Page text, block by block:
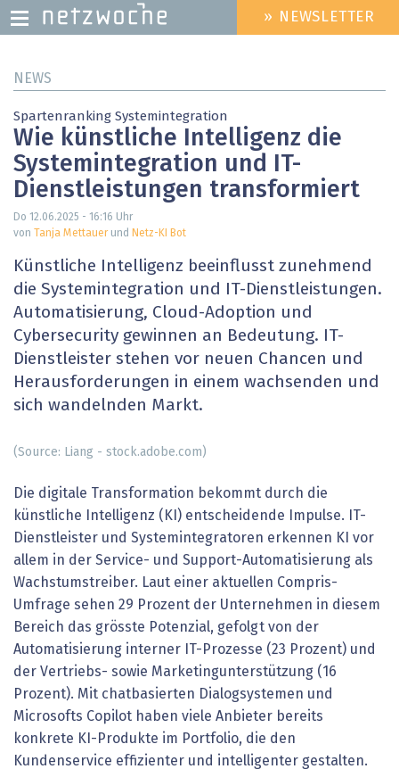
zum
HEADER
MENU
» NEWSLETTER
NEWS
Spartenranking Systemintegration
Wie künstliche Intelligenz die
Systeminte­gration und IT-
Dienstleistungen transformiert
Do 12.06.2025 - 16:16 Uhr
von
Tanja Mettauerund Netz-KI Bot
Künstliche Intelligenz beeinflusst zunehmend
die Systemintegration und IT-Dienstleistungen.
Automatisierung, Cloud-Adoption und
Cybersecurity gewinnen an Bedeutung. IT-
Dienstleister stehen vor neuen Chancen und
Heraus­forderungen in einem wachsenden und
sich wandelnden Markt.
(Source: Liang - stock.adobe.com)
Die digitale Transformation bekommt durch die
künstliche Intelligenz (KI) entscheidende Impulse. IT-
Dienstleister und Systemintegratoren erkennen KI vor
allem in der Service- und Support-Automatisierung als
Wachstumstreiber. Laut einer aktuellen Compris-
Umfrage sehen 29 Prozent der Unternehmen in diesem
Bereich das grösste Potenzial, gefolgt von der
Automatisierung interner IT-Prozesse (23 Prozent) und
der Vertriebs- sowie Marketingunterstützung (16
Prozent). Mit chatbasierten Dialogsystemen und
Microsofts Copilot haben viele Anbieter bereits
konkrete KI-Produkte im Portfolio, die den
Kundenservice effizienter und intelligenter gestalten.